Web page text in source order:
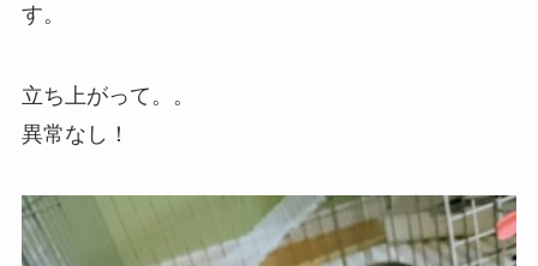
す。
立ち上がって。。
異常なし！